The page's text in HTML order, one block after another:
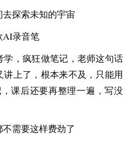
些慌了，又让我一个网友算了
除 AI 可能的偏见），还是不
，只能继续找房子，此时我
到期了，于是我火力全开，找
个从高德找的中介，两个从小
开始看房间，前后又看了好多
的那个公寓，房租 3400（加
店，楼道没有窗户，甚至还
探索未知的宇宙
AI录音笔
学，疯狂做笔记，老师这句话
讲上了，根本来不及，只能用
课后还要再整理一遍，写没
需要这样费劲了